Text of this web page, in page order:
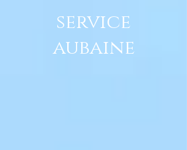
service
aubaine